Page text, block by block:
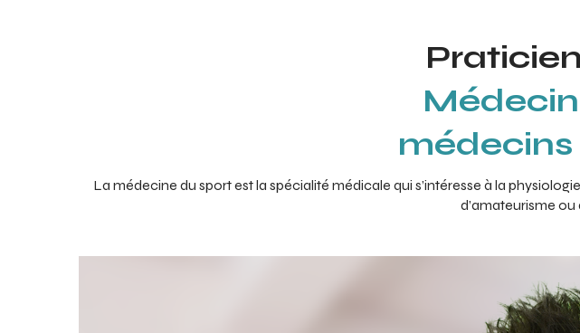
La médecine du sport est la spécialité médicale qui s’intéresse à la
d’amateurisme